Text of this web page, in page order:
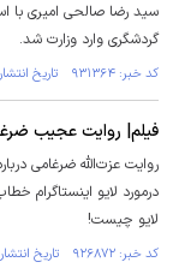
سید رضا صالحی امیری با
گردشگری وارد وزارت شد.
کد خبر: ۹۳۱۳۶۴ تاریخ انتشار : ۱۴۰۳/۰۶/۰۳
فیلم| روایت عجیب
روایت عزت‌الله ضرغامی
درمورد لایو اینستاگرام
لایو چیست!
کد خبر: ۹۲۶۸۷۲ تاریخ انتشار : ۱۴۰۳/۰۵/۱۵